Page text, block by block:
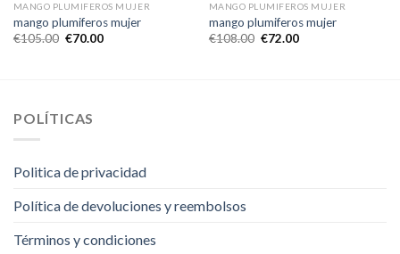
MANGO PLUMIFEROS MUJER
mango plumiferos mujer
€105.00 €70.00
MANGO PLUMIFEROS MUJER
mango plumiferos mujer
€108.00 €72.00
POLÍTICAS
Politica de privacidad
Política de devoluciones y reembolsos
Términos y condiciones